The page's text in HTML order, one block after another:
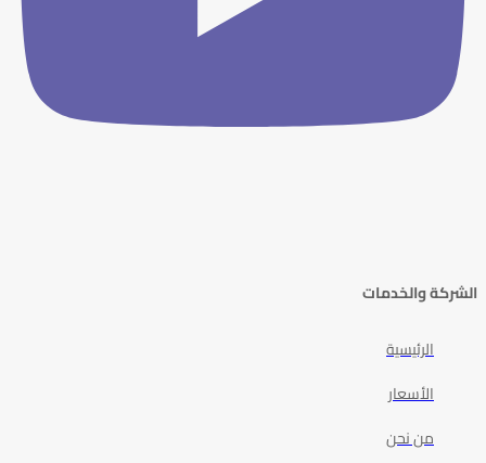
الشركة والخدمات
الرئيسية
الأسعار
من نحن